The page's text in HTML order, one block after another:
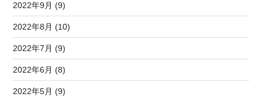
2022年9月 (9)
2022年8月 (10)
2022年7月 (9)
2022年6月 (8)
2022年5月 (9)